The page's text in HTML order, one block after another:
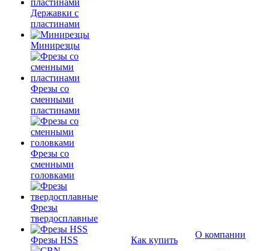
Державки с
пластинами
Минирезцы
Фрезы со
сменными
пластинами
Фрезы со
сменными
головками
Фрезы
твердосплавные
Фрезы HSS
Как купить
О компании